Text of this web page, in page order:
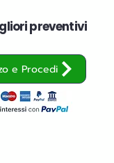
preventivi
e Procedi